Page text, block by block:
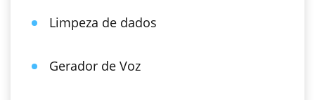
Limpeza de dados
Gerador de Voz